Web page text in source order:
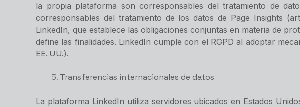
la propia plataforma son corresponsables del tratamiento de
corresponsables del tratamiento de los datos de Page Insights
LinkedIn, que establece las obligaciones conjuntas en materia de
define las finalidades. LinkedIn cumple con el RGPD al adoptar
EE. UU.).
Transferencias internacionales de datos
La plataforma LinkedIn utiliza servidores ubicados en Estados